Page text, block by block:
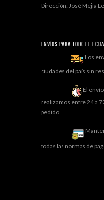
Dirección: José Mejía
Envíos para todo el
Los
ciudades del país sin
El
realizamos entre 24 a
pedido
todas las normas de